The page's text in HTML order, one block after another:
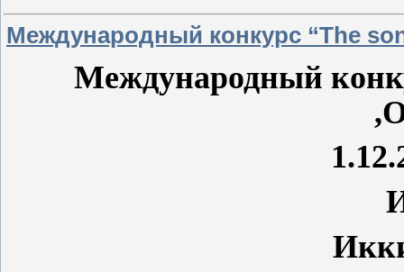
Международный конкурс “The
Международный